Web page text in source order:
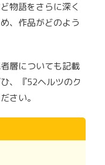
物語をさらに深く
、作品がどのよう
層についても記載
、『52ヘルツのク
さい。